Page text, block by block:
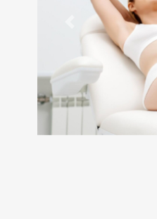
Previous